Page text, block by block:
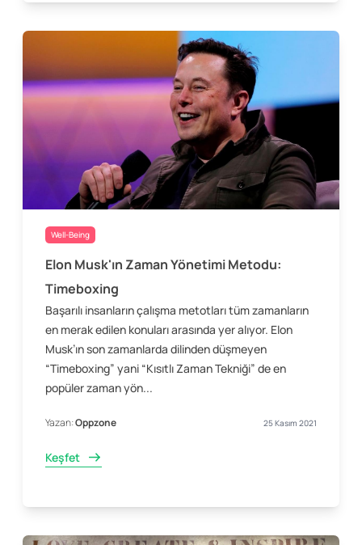
Well-Being
Elon Musk'ın Zaman Yönetimi Metodu:
Timeboxing
Başarılı insanların çalışma metotları tüm zamanların
en merak edilen konuları arasında yer alıyor. Elon
Musk’ın son zamanlarda dilinden düşmeyen
“Timeboxing” yani “Kısıtlı Zaman Tekniği” de en
popüler zaman yön...
Yazan:Oppzone 25 Kasım 2021
Keşfet